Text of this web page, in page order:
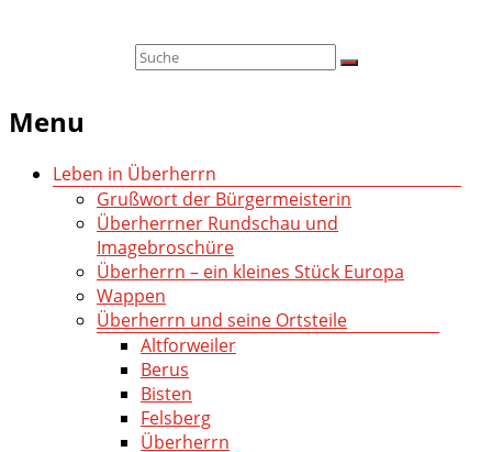
Menu
Leben in Überherrn
Grußwort der Bürgermeisterin
Überherrner Rundschau und
Imagebroschüre
Überherrn – ein kleines Stück Europa
Wappen
Überherrn und seine Ortsteile
Altforweiler
Berus
Bisten
Felsberg
Überherrn